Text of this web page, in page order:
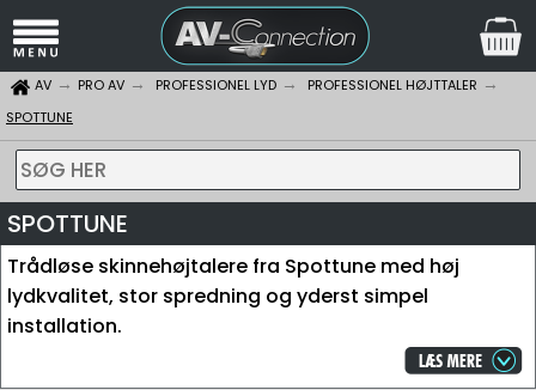
AV PRO AV PROFESSIONEL LYD
PROFESSIONEL HØJTTALER
SPOTTUNE
SØG HER
SPOTTUNE
Trådløse skinnehøjtalere fra Spottune med høj
lydkvalitet, stor spredning og yderst simpel
installation.